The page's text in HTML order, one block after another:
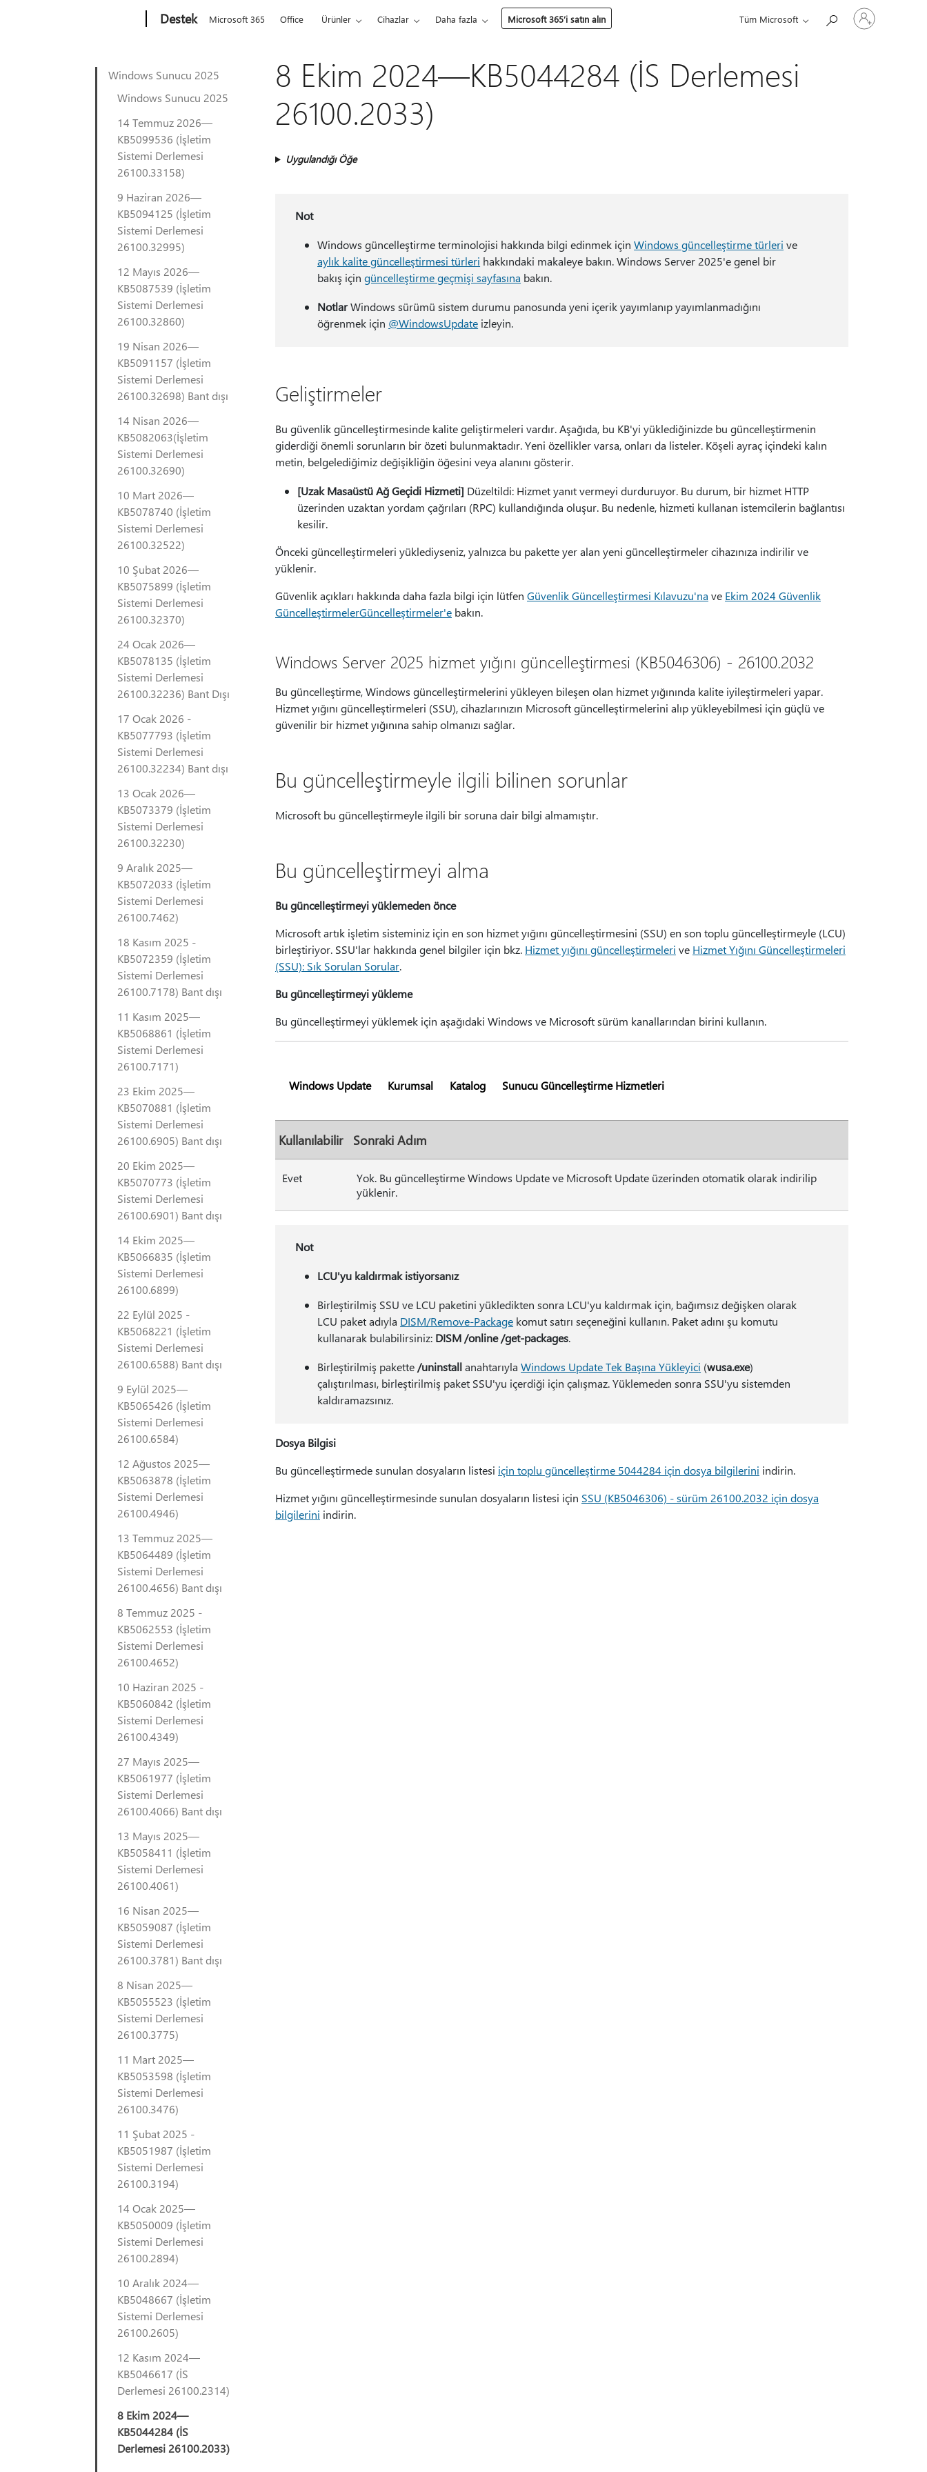
Destek Microsoft 365 Office Ürünler Cihazlar Daha fazla Microsoft 365’i satın alın Tüm Microsoft
Hesabınızda
oturum
açın
Windows Sunucu 2025
Windows Sunucu 2025
14 Temmuz 2026—
KB5099536 (İşletim
Sistemi Derlemesi
26100.33158)
9 Haziran 2026—
KB5094125 (İşletim
Sistemi Derlemesi
26100.32995)
12 Mayıs 2026—
KB5087539 (İşletim
Sistemi Derlemesi
26100.32860)
19 Nisan 2026—
KB5091157 (İşletim
Sistemi Derlemesi
26100.32698) Bant dışı
14 Nisan 2026—
KB5082063(İşletim
Sistemi Derlemesi
26100.32690)
10 Mart 2026—
KB5078740 (İşletim
Sistemi Derlemesi
26100.32522)
10 Şubat 2026—
KB5075899 (İşletim
Sistemi Derlemesi
26100.32370)
24 Ocak 2026—
KB5078135 (İşletim
Sistemi Derlemesi
26100.32236) Bant Dışı
17 Ocak 2026 -
KB5077793 (İşletim
Sistemi Derlemesi
26100.32234) Bant dışı
13 Ocak 2026—
KB5073379 (İşletim
Sistemi Derlemesi
26100.32230)
9 Aralık 2025—
KB5072033 (İşletim
Sistemi Derlemesi
26100.7462)
18 Kasım 2025 -
KB5072359 (İşletim
Sistemi Derlemesi
26100.7178) Bant dışı
11 Kasım 2025—
KB5068861 (İşletim
Sistemi Derlemesi
26100.7171)
23 Ekim 2025—
KB5070881 (İşletim
Sistemi Derlemesi
26100.6905) Bant dışı
20 Ekim 2025—
KB5070773 (İşletim
Sistemi Derlemesi
26100.6901) Bant dışı
14 Ekim 2025—
KB5066835 (İşletim
Sistemi Derlemesi
26100.6899)
22 Eylül 2025 -
KB5068221 (İşletim
Sistemi Derlemesi
26100.6588) Bant dışı
9 Eylül 2025—
KB5065426 (İşletim
Sistemi Derlemesi
26100.6584)
12 Ağustos 2025—
KB5063878 (İşletim
Sistemi Derlemesi
26100.4946)
13 Temmuz 2025—
KB5064489 (İşletim
Sistemi Derlemesi
26100.4656) Bant dışı
8 Temmuz 2025 -
KB5062553 (İşletim
Sistemi Derlemesi
26100.4652)
10 Haziran 2025 -
KB5060842 (İşletim
Sistemi Derlemesi
26100.4349)
27 Mayıs 2025—
KB5061977 (İşletim
Sistemi Derlemesi
26100.4066) Bant dışı
13 Mayıs 2025—
KB5058411 (İşletim
Sistemi Derlemesi
26100.4061)
16 Nisan 2025—
KB5059087 (İşletim
Sistemi Derlemesi
26100.3781) Bant dışı
8 Nisan 2025—
KB5055523 (İşletim
Sistemi Derlemesi
26100.3775)
11 Mart 2025—
KB5053598 (İşletim
Sistemi Derlemesi
26100.3476)
11 Şubat 2025 -
KB5051987 (İşletim
Sistemi Derlemesi
26100.3194)
14 Ocak 2025—
KB5050009 (İşletim
Sistemi Derlemesi
26100.2894)
10 Aralık 2024—
KB5048667 (İşletim
Sistemi Derlemesi
26100.2605)
12 Kasım 2024—
KB5046617 (İS
Derlemesi 26100.2314)
8 Ekim 2024—
KB5044284 (İS
Derlemesi 26100.2033)
8 Ekim 2024—KB5044284 (İS Derlemesi
26100.2033)
Uygulandığı Öğe
Not
Windows güncelleştirme terminolojisi hakkında bilgi edinmek içinWindows güncelleştirme türleri ve
aylık kalite güncelleştirmesi türleri hakkındaki makaleye bakın. Windows Server 2025'e genel bir
bakış içingüncelleştirme geçmişi sayfasına bakın.
NotlarWindows sürümü sistem durumu panosunda yeni içerik yayımlanıp yayımlanmadığını
öğrenmek için @WindowsUpdate izleyin.
Geliştirmeler
Bu güvenlik güncelleştirmesinde kalite geliştirmeleri vardır. Aşağıda, bu KB'yi yüklediğinizde bu güncelleştirmenin
giderdiği önemli sorunların bir özeti bulunmaktadır. Yeni özellikler varsa, onları da listeler. Köşeli ayraç içindeki kalın
metin, belgelediğimiz değişikliğin öğesini veya alanını gösterir.
[Uzak Masaüstü Ağ Geçidi Hizmeti] Düzeltildi: Hizmet yanıt vermeyi durduruyor. Bu durum, bir hizmet HTTP
üzerinden uzaktan yordam çağrıları (RPC) kullandığında oluşur. Bu nedenle, hizmeti kullanan istemcilerin bağlantısı
kesilir.
Önceki güncelleştirmeleri yüklediyseniz, yalnızca bu pakette yer alan yeni güncelleştirmeler cihazınıza indirilir ve
yüklenir.
Güvenlik açıkları hakkında daha fazla bilgi için lütfen Güvenlik Güncelleştirmesi Kılavuzu'na ve Ekim 2024 Güvenlik
GüncelleştirmelerGüncelleştirmeler'e bakın.
Windows Server 2025 hizmet yığını güncelleştirmesi (KB5046306) - 26100.2032
Bu güncelleştirme, Windows güncelleştirmelerini yükleyen bileşen olan hizmet yığınında kalite iyileştirmeleri yapar.
Hizmet yığını güncelleştirmeleri (SSU), cihazlarınızın Microsoft güncelleştirmelerini alıp yükleyebilmesi için güçlü ve
güvenilir bir hizmet yığınına sahip olmanızı sağlar.
Bu güncelleştirmeyle ilgili bilinen sorunlar
Microsoft bu güncelleştirmeyle ilgili bir soruna dair bilgi almamıştır.
Bu güncelleştirmeyi alma
Bu güncelleştirmeyi yüklemeden önce
Microsoft artık işletim sisteminiz için en son hizmet yığını güncelleştirmesini (SSU) en son toplu güncelleştirmeyle (LCU)
birleştiriyor. SSU'lar hakkında genel bilgiler için bkz. Hizmet yığını güncelleştirmeleri ve Hizmet Yığını Güncelleştirmeleri
(SSU): Sık Sorulan Sorular.
Bu güncelleştirmeyi yükleme
Bu güncelleştirmeyi yüklemek için aşağıdaki Windows ve Microsoft sürüm kanallarından birini kullanın.
Windows Update Kurumsal Katalog Sunucu Güncelleştirme Hizmetleri
Kullanılabilir Sonraki Adım
Evet
Yok. Bu güncelleştirme Windows Update ve Microsoft Update üzerinden otomatik olarak indirilip
yüklenir.
Not
LCU'yu kaldırmak istiyorsanız
Birleştirilmiş SSU ve LCU paketini yükledikten sonra LCU'yu kaldırmak için, bağımsız değişken olarak
LCU paket adıyla DISM/Remove-Package komut satırı seçeneğini kullanın. Paket adını şu komutu
kullanarak bulabilirsiniz: DISM /online /get-packages.
Birleştirilmiş pakette /uninstallanahtarıylaWindows Update Tek Başına Yükleyici (wusa.exe)
çalıştırılması, birleştirilmiş paket SSU'yu içerdiği için çalışmaz. Yüklemeden sonra SSU'yu sistemden
kaldıramazsınız.
Dosya Bilgisi
Bu güncelleştirmede sunulan dosyaların listesi için toplu güncelleştirme 5044284 için dosya bilgilerini indirin.
Hizmet yığını güncelleştirmesinde sunulan dosyaların listesi için SSU (KB5046306) - sürüm 26100.2032 için dosya
bilgilerini indirin.